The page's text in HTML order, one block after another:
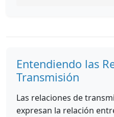
Entendiendo las
Transmisión
Las relaciones de
expresan la relación